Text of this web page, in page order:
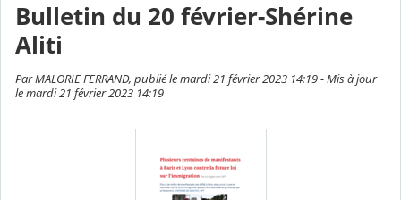
Bulletin du 20 février-Shérine
Aliti
Par MALORIE FERRAND, publié le mardi 21 février 2023 14:19 - Mis à jour
le mardi 21 février 2023 14:19